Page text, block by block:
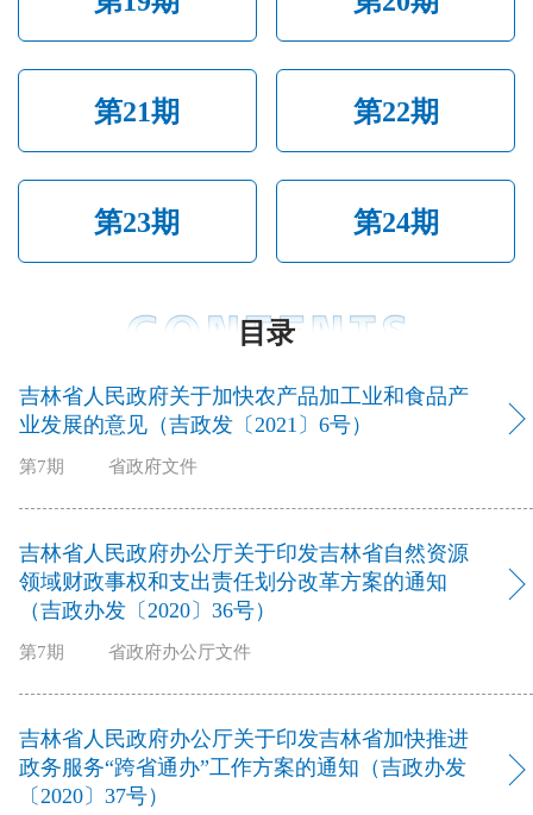
第21期 第22期
第23期 第24期
目录
吉林省人民政府关于加快农产品加工业和食品产
业发展的意见（吉政发〔2021〕6号）
第7期 省政府文件
吉林省人民政府办公厅关于印发吉林省自然资源
领域财政事权和支出责任划分改革方案的通知
（吉政办发〔2020〕36号）
第7期 省政府办公厅文件
吉林省人民政府办公厅关于印发吉林省加快推进
政务服务“跨省通办”工作方案的通知（吉政办发
〔2020〕37号）